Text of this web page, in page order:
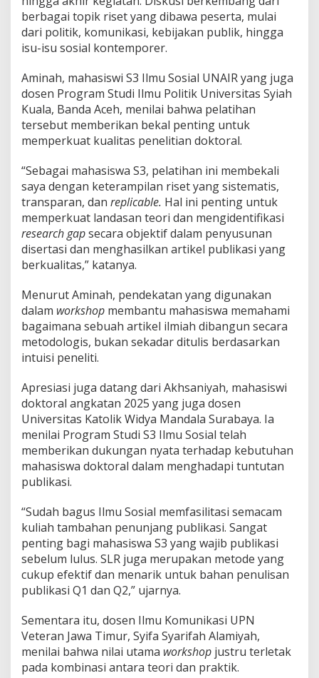
berbagai topik riset yang dibawa peserta, mulai
dari politik, komunikasi, kebijakan publik, hingga
isu-isu sosial kontemporer.
Aminah, mahasiswi S3 Ilmu Sosial UNAIR yang juga
dosen Program Studi Ilmu Politik Universitas Syiah
Kuala, Banda Aceh, menilai bahwa pelatihan
tersebut memberikan bekal penting untuk
memperkuat kualitas penelitian doktoral.
“Sebagai mahasiswa S3, pelatihan ini membekali
saya dengan keterampilan riset yang sistematis,
transparan, dan replicable. Hal ini penting untuk
memperkuat landasan teori dan mengidentifikasi
research gapsecara objektif dalam penyusunan
disertasi dan menghasilkan artikel publikasi yang
berkualitas,” katanya.
Menurut Aminah, pendekatan yang digunakan
dalam workshop membantu mahasiswa memahami
bagaimana sebuah artikel ilmiah dibangun secara
metodologis, bukan sekadar ditulis berdasarkan
intuisi peneliti.
Apresiasi juga datang dari Akhsaniyah, mahasiswi
doktoral angkatan 2025 yang juga dosen
Universitas Katolik Widya Mandala Surabaya. Ia
menilai Program Studi S3 Ilmu Sosial telah
memberikan dukungan nyata terhadap kebutuhan
mahasiswa doktoral dalam menghadapi tuntutan
publikasi.
“Sudah bagus Ilmu Sosial memfasilitasi semacam
kuliah tambahan penunjang publikasi. Sangat
penting bagi mahasiswa S3 yang wajib publikasi
sebelum lulus. SLR juga merupakan metode yang
cukup efektif dan menarik untuk bahan penulisan
publikasi Q1 dan Q2,” ujarnya.
Sementara itu, dosen Ilmu Komunikasi UPN
Veteran Jawa Timur, Syifa Syarifah Alamiyah,
menilai bahwa nilai utama workshop justru terletak
pada kombinasi antara teori dan praktik.